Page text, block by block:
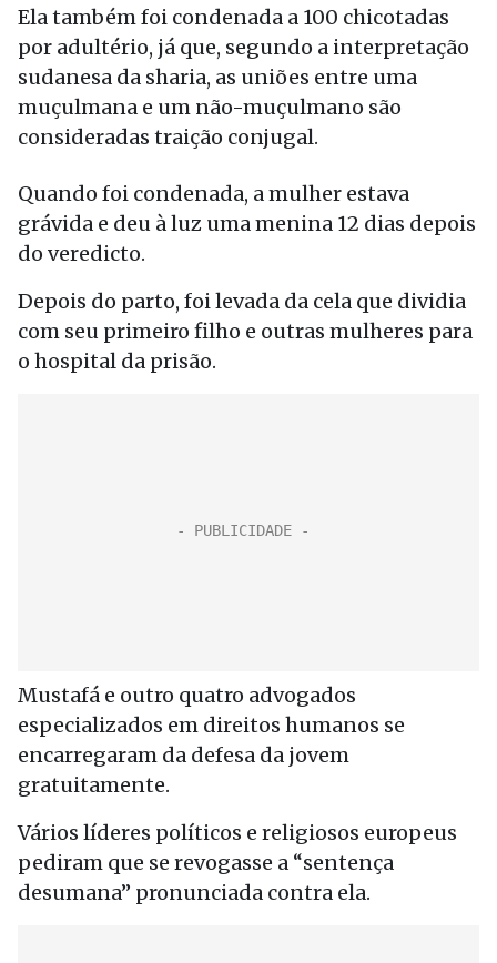
Ela também foi condenada a 100 chicotadas
por adultério, já que, segundo a interpretação
sudanesa da sharia, as uniões entre uma
muçulmana e um não-muçulmano são
consideradas traição conjugal.
Quando foi condenada, a mulher estava
grávida e deu à luz uma menina 12 dias depois
do veredicto.
Depois do parto, foi levada da cela que dividia
com seu primeiro filho e outras mulheres para
o hospital da prisão.
Mustafá e outro quatro advogados
especializados em direitos humanos se
encarregaram da defesa da jovem
gratuitamente.
Vários líderes políticos e religiosos europeus
pediram que se revogasse a “sentença
desumana” pronunciada contra ela.